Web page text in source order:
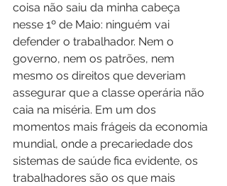
coisa não saiu da minha cabeça
nesse 1º de Maio: ninguém vai
defender o trabalhador. Nem o
governo, nem os patrões, nem
mesmo os direitos que deveriam
assegurar que a classe operária não
caia na miséria. Em um dos
momentos mais frágeis da economia
mundial, onde a precariedade dos
sistemas de saúde fica evidente, os
trabalhadores são os que mais